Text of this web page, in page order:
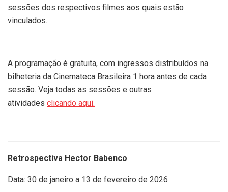
sessões dos respectivos filmes aos quais estão
vinculados.
A programação é gratuita, com ingressos distribuídos na
bilheteria da Cinemateca Brasileira 1 hora antes de cada
sessão. Veja todas as sessões e outras
atividades clicando aqui.
Retrospectiva Hector Babenco
Data: 30 de janeiro a 13 de fevereiro de 2026